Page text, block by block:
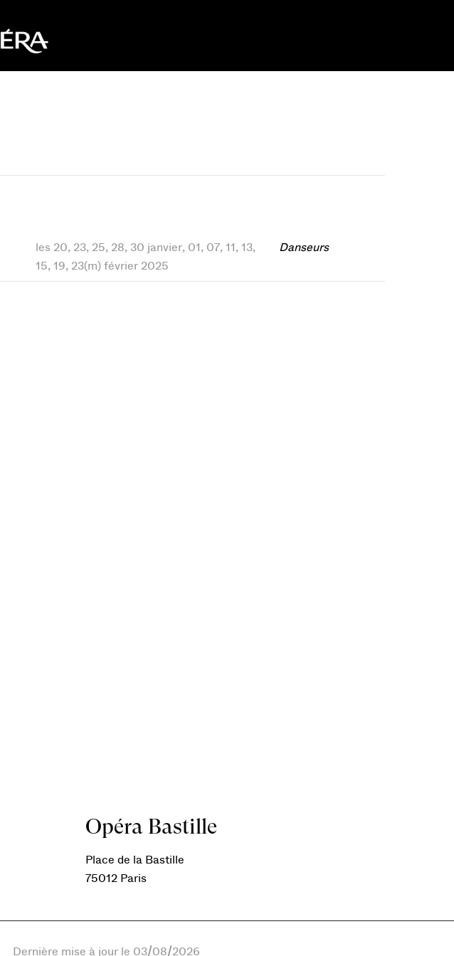
les 20, 23, 25, 28, 30 janvier, 01, 07, 11, 13,
15, 19, 23(m) février 2025
Danseurs
Opéra Bastille
Place de la Bastille
75012 Paris
Dernière mise à jour le 03/08/2026